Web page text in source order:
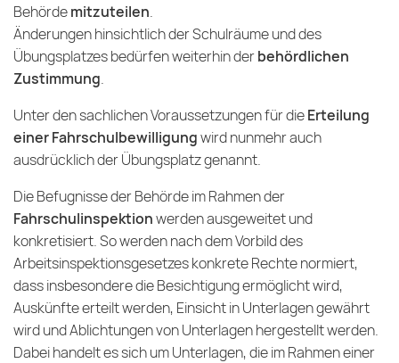
Behördemitzuteilen.
Änderungen hinsichtlich der Schulräume und des
Übungsplatzes bedürfen weiterhin derbehördlichen
Zustimmung.
Unter den sachlichen Voraussetzungen für dieErteilung
einer Fahrschulbewilligungwird nunmehr auch
ausdrücklich der Übungsplatz genannt.
Die Befugnisse der Behörde im Rahmen der
Fahrschulinspektionwerden ausgeweitet und
konkretisiert. So werden nach dem Vorbild des
Arbeitsinspektionsgesetzes konkrete Rechte normiert,
dass insbesondere die Besichtigung ermöglicht wird,
Auskünfte erteilt werden, Einsicht in Unterlagen gewährt
wird und Ablichtungen von Unterlagen hergestellt werden.
Dabei handelt es sich um Unterlagen, die im Rahmen einer